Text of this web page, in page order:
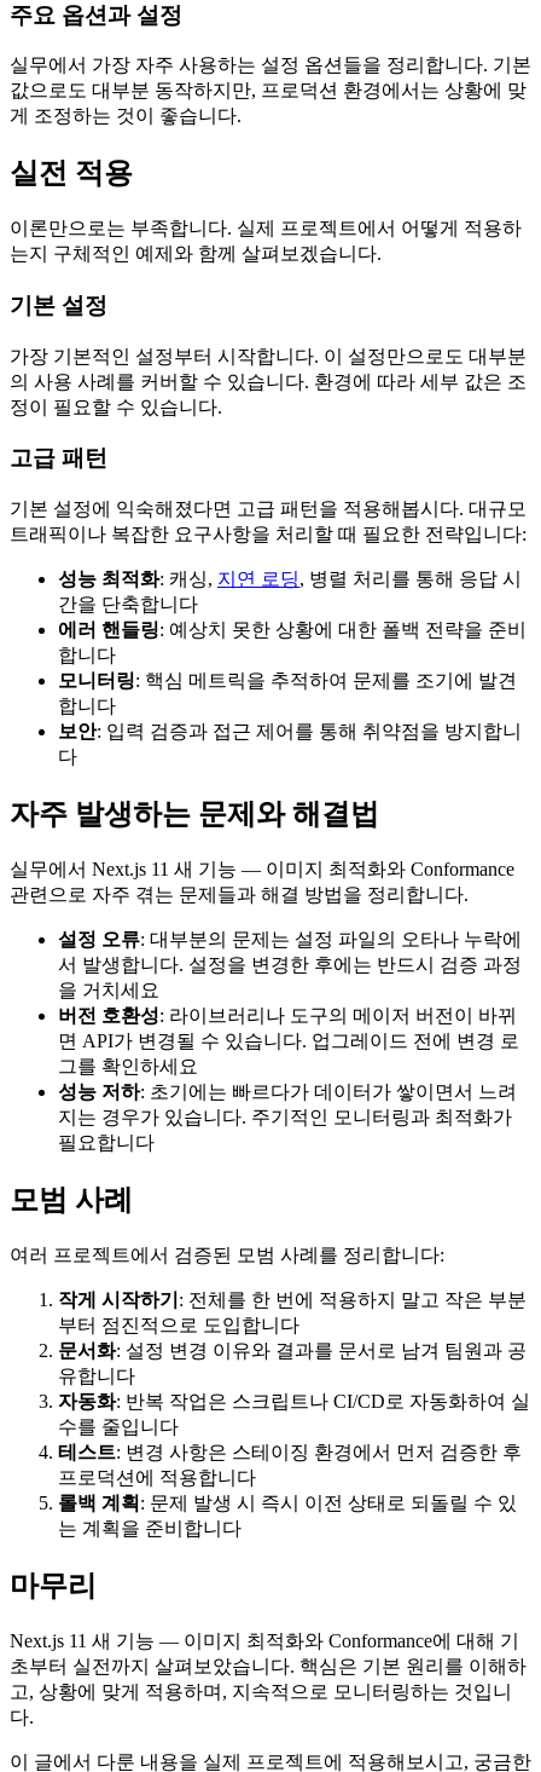
주요 옵션과 설정
실무에서 가장 자주 사용하는 설정 옵션들을 정리합니다. 기본
값으로도 대부분 동작하지만, 프로덕션 환경에서는 상황에 맞
게 조정하는 것이 좋습니다.
실전 적용
이론만으로는 부족합니다. 실제 프로젝트에서 어떻게 적용하
는지 구체적인 예제와 함께 살펴보겠습니다.
기본 설정
가장 기본적인 설정부터 시작합니다. 이 설정만으로도 대부분
의 사용 사례를 커버할 수 있습니다. 환경에 따라 세부 값은 조
정이 필요할 수 있습니다.
고급 패턴
기본 설정에 익숙해졌다면 고급 패턴을 적용해봅시다. 대규모
트래픽이나 복잡한 요구사항을 처리할 때 필요한 전략입니다:
성능 최적화: 캐싱, 지연 로딩, 병렬 처리를 통해 응답 시
간을 단축합니다
에러 핸들링: 예상치 못한 상황에 대한 폴백 전략을 준비
합니다
모니터링: 핵심 메트릭을 추적하여 문제를 조기에 발견
합니다
보안: 입력 검증과 접근 제어를 통해 취약점을 방지합니
다
자주 발생하는 문제와 해결법
실무에서 Next.js 11 새 기능 — 이미지 최적화와 Conformance
관련으로 자주 겪는 문제들과 해결 방법을 정리합니다.
설정 오류: 대부분의 문제는 설정 파일의 오타나 누락에
서 발생합니다. 설정을 변경한 후에는 반드시 검증 과정
을 거치세요
버전 호환성: 라이브러리나 도구의 메이저 버전이 바뀌
면 API가 변경될 수 있습니다. 업그레이드 전에 변경 로
그를 확인하세요
성능 저하: 초기에는 빠르다가 데이터가 쌓이면서 느려
지는 경우가 있습니다. 주기적인 모니터링과 최적화가
필요합니다
모범 사례
여러 프로젝트에서 검증된 모범 사례를 정리합니다:
작게 시작하기 : 전체를 한 번에 적용하지 말고 작은 부분
부터 점진적으로 도입합니다
문서화: 설정 변경 이유와 결과를 문서로 남겨 팀원과 공
유합니다
자동화: 반복 작업은 스크립트나 CI/CD로 자동화하여 실
수를 줄입니다
테스트: 변경 사항은 스테이징 환경에서 먼저 검증한 후
프로덕션에 적용합니다
롤백 계획 : 문제 발생 시 즉시 이전 상태로 되돌릴 수 있
는 계획을 준비합니다
마무리
Next.js 11 새 기능 — 이미지 최적화와 Conformance에 대해 기
초부터 실전까지 살펴보았습니다. 핵심은 기본 원리를 이해하
고, 상황에 맞게 적용하며, 지속적으로 모니터링하는 것입니
다.
이 글에서 다룬 내용을 실제 프로젝트에 적용해보시고, 궁금한